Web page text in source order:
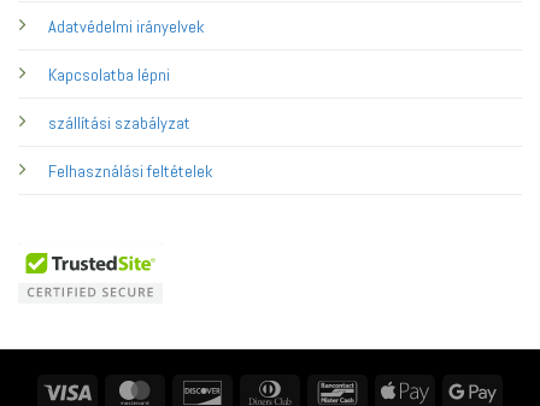
Adatvédelmi irányelvek
Kapcsolatba lépni
szállítási szabályzat
Felhasználási feltételek
MasterCard Discover
Dinners
BancontactApple